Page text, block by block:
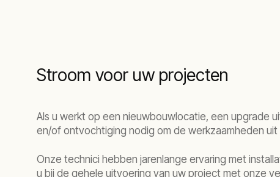
Stroom voor uw projecten
Als u werkt op een nieuwbouwlocatie, een upgrade
en/of ontvochtiging nodig om de werkzaamheden
Onze technici hebben jarenlange ervaring met
u bij de gehele uitvoering van uw project met onze